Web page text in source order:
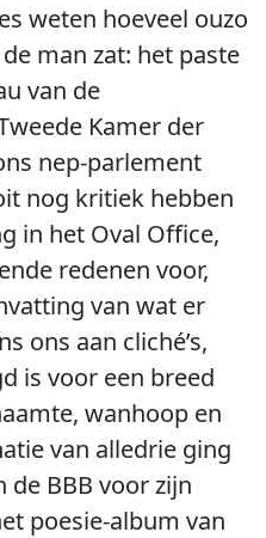
weten hoeveel ouzo
man zat: het paste
van de
Kamer der
nep-parlement
nog kritiek hebben
in het Oval Office,
redenen voor,
van wat er
ons aan cliché’s,
is voor een breed
wanhoop en
van alledrie ging
de BBB voor zijn
poesie-album van